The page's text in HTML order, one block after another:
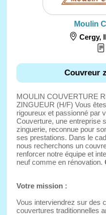
Moulin
Cergy,
Couvreur
MOULIN COUVERTURE
ZINGUEUR (H/F) Vous
rigoureux et passionné par
Couverture, une entreprise
zinguerie, reconnue pour
ses prestations. Dans le
nous recherchons un
renforcer notre équipe et
neuf comme en rénovation.
Votre mission :
Vous interviendrez sur des
couvertures traditionnelles